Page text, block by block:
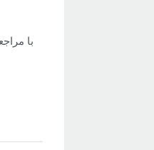
با